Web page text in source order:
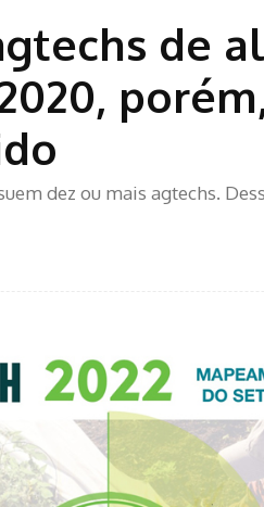
de
dez ou mais agtechs.